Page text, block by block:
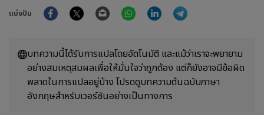
แบ่งปัน
FacebookTwitter Email WhatsAppLinkedIn
บทความนี้ได้รับการแปลโดยอัตโนมัติ และแม้ว่าเราจะพยายาม
อย่างสมเหตุสมผลเพื่อให้มั่นใจว่าถูกต้อง แต่ก็ยังอาจมีข้อผิด
พลาดในการแปลอยู่บ้าง โปรดดูบทความต้นฉบับภาษา
อังกฤษสำหรับเวอร์ชันอย่างเป็นทางการ